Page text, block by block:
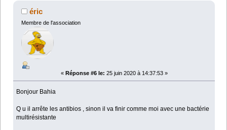
éric
Membre de l'association
« Réponse #6 le: 25 juin 2020 à 14:37:53 »
Bonjour Bahia
Q u il arrête les antibios , sinon il va finir comme moi avec une bactérie
multirésistante